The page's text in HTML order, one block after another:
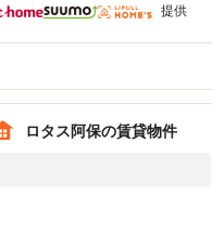
提供
ロタス阿保の賃貸物件